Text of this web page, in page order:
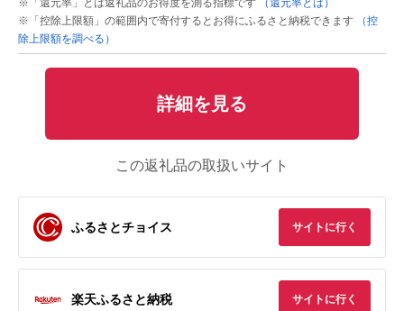
※「還元率」とは返礼品のお得度を測る指標です
（還元率とは）
※「控除上限額」の範囲内で寄付するとお得にふるさと納税できます
（控
除上限額を調べる）
詳細を見る
この返礼品の取扱いサイト
ふるさとチョイス サイトに行く
楽天ふるさと納税 サイトに行く